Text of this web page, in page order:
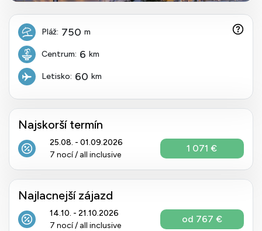
Pláž: 750 m
Centrum: 6 km
Letisko: 60 km
Najskorší termín
25.08. - 01.09.2026
7 nocí / all inclusive
1 071 €
Najlacnejší zájazd
14.10. - 21.10.2026
7 nocí / all inclusive
od 767 €